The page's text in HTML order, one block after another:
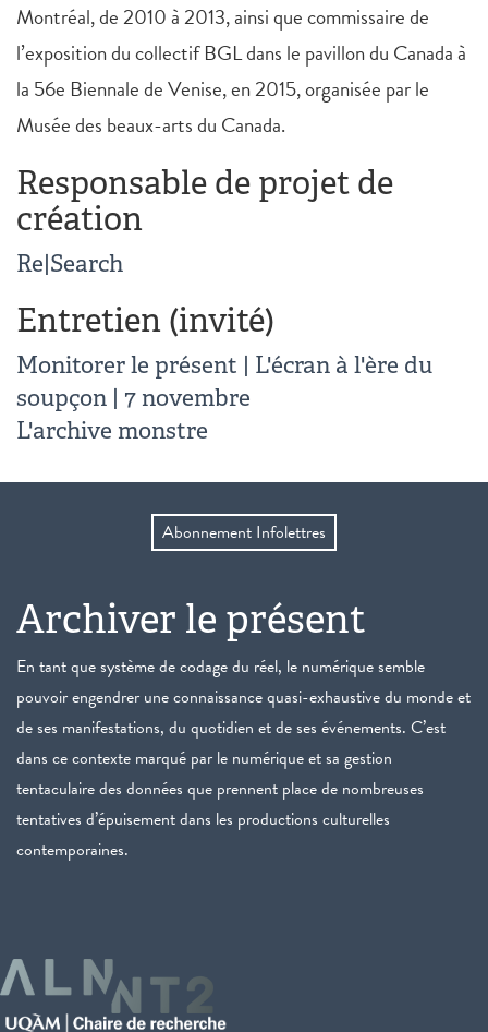
Montréal, de 2010 à 2013, ainsi que commissaire de
l’exposition du collectif BGL dans le pavillon du Canada à
la 56e Biennale de Venise, en 2015, organisée par le
Musée des beaux-arts du Canada.
Responsable de projet de
création
Re|Search
Entretien (invité)
Monitorer le présent | L'écran à l'ère du
soupçon | 7 novembre
L'archive monstre
Abonnement Infolettres
Archiver le présent
En tant que système de codage du réel, le numérique semble
pouvoir engendrer une connaissance quasi-exhaustive du monde et
de ses manifestations, du quotidien et de ses événements. C’est
dans ce contexte marqué par le numérique et sa gestion
tentaculaire des données que prennent place de nombreuses
tentatives d’épuisement dans les productions culturelles
contemporaines.